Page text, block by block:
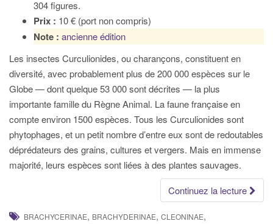
304 figures.
Prix : 10 € (port non compris)
Note : ancienne édition
Les insectes Curculionides, ou charançons, constituent en
diversité, avec probablement plus de 200 000 espèces sur le
Globe — dont quelque 53 000 sont décrites — la plus
importante famille du Règne Animal. La faune française en
compte environ 1500 espèces. Tous les Curculionides sont
phytophages, et un petit nombre d’entre eux sont de redoutables
déprédateurs des grains, cultures et vergers. Mais en immense
majorité, leurs espèces sont liées à des plantes sauvages.
Continuez la lecture
BRACHYCERINAE, BRACHYDERINAE, CLEONINAE,